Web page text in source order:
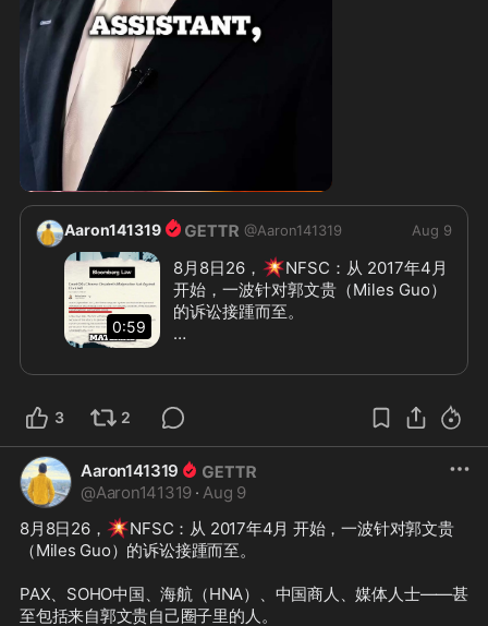
Aaron141319 @Aaron141319 Aug 9
0:59
8月8日26， 💥NFSC：从 2017年4月
开始，一波针对郭文贵（Miles Guo）
的诉讼接踵而至。
国商人、媒体人士——甚至包括来自郭
原告各不相同，但产生的效果却如出一
辙：
消耗他的资金，
占用他的时间，
摧毁他的声誉。
随后，施加在他身上的压力进一步升
级。
3 2
Aaron141319
@Aaron141319 · Aug 9
8月8日26， 💥NFSC：从 2017年4月 开始，一波针对郭文贵
（Miles Guo）的诉讼接踵而至。
PAX、SOHO中国、海航（HNA）、中国商人、媒体人士——甚
至包括来自郭文贵自己圈子里的人。